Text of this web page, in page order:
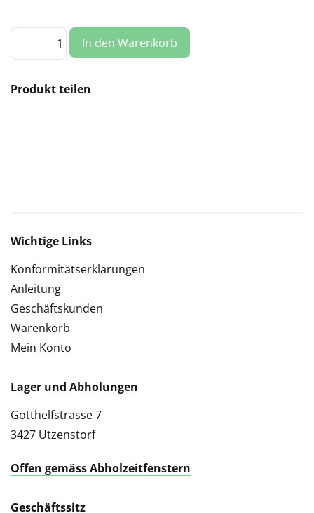
Montageset:
Blech-/Metallfalzdach,
1
Menge
In den Warenkorb
Produkt teilen
Wichtige Links
Konformitätserklärungen
Anleitung
Geschäftskunden
Warenkorb
Mein Konto
Lager und Abholungen
Gotthelfstrasse 7
3427 Utzenstorf
Offen gemäss Abholzeitfenstern
Geschäftssitz